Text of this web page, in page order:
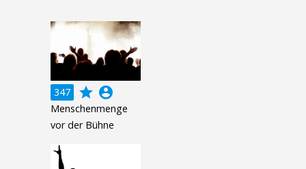
347 grade account_circle
Menschenmenge
vor der Bühne